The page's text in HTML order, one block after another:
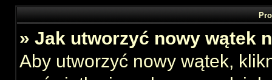
» Jak utworzyć nowy wątek
Aby utworzyć nowy wątek,